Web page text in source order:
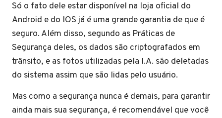
Só o fato dele estar disponível na loja oficial do
Android e do IOS já é uma grande garantia de que é
seguro. Além disso, segundo as Práticas de
Segurança deles, os dados são criptografados em
trânsito, e as fotos utilizadas pela I.A. são deletadas
do sistema assim que são lidas pelo usuário.
Mas como a segurança nunca é demais, para garantir
ainda mais sua segurança, é recomendável que você